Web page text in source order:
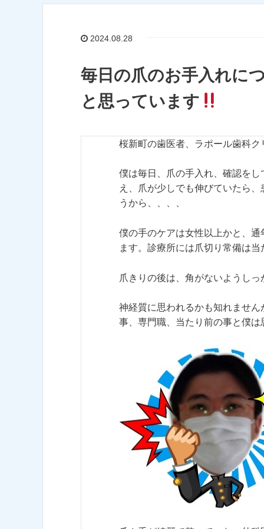
2024.08.28
毎日の爪のお手入れに
と思っています
桜新町の歯医者、ラポール歯科
僕は毎日、爪の手入れ、確認を
え、爪が少しでも伸びていたら
うから、、、、
僕の手のケアは女性以上かと、
ます。診療所には爪切り常備は
爪きりの後は、角がないようし
神経質に思われるかも知れませ
事、専門職、当たり前の事と僕は